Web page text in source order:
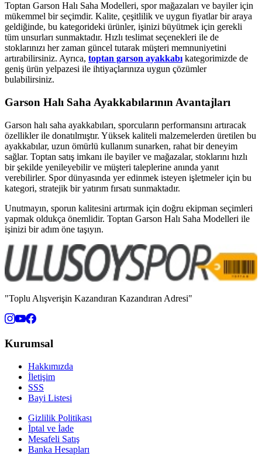
Toptan Garson Halı Saha Modelleri, spor mağazaları ve bayiler için
mükemmel bir seçimdir. Kalite, çeşitlilik ve uygun fiyatlar bir araya
geldiğinde, bu kategorideki ürünler, işinizi büyütmek için gerekli
tüm unsurları sunmaktadır. Hızlı teslimat seçenekleri ile de
stoklarınızı her zaman güncel tutarak müşteri memnuniyetini
artırabilirsiniz. Ayrıca, toptan garson ayakkabı kategorimizde de
geniş ürün yelpazesi ile ihtiyaçlarınıza uygun çözümler
bulabilirsiniz.
Garson Halı Saha Ayakkabılarının Avantajları
Garson halı saha ayakkabıları, sporcuların performansını artıracak
özellikler ile donatılmıştır. Yüksek kaliteli malzemelerden üretilen bu
ayakkabılar, uzun ömürlü kullanım sunarken, rahat bir deneyim
sağlar. Toptan satış imkanı ile bayiler ve mağazalar, stoklarını hızlı
bir şekilde yenileyebilir ve müşteri taleplerine anında yanıt
verebilirler. Spor dünyasında yer edinmek isteyen işletmeler için bu
kategori, stratejik bir yatırım fırsatı sunmaktadır.
Unutmayın, sporun kalitesini artırmak için doğru ekipman seçimleri
yapmak oldukça önemlidir. Toptan Garson Halı Saha Modelleri ile
işinizi bir adım öne taşıyın.
"Toplu Alışverişin Kazandıran Kazandıran Adresi"
Kurumsal
Hakkımızda
İletişim
SSS
Bayi Listesi
Gizlilik Politikası
İptal ve İade
Mesafeli Satış
Banka Hesapları